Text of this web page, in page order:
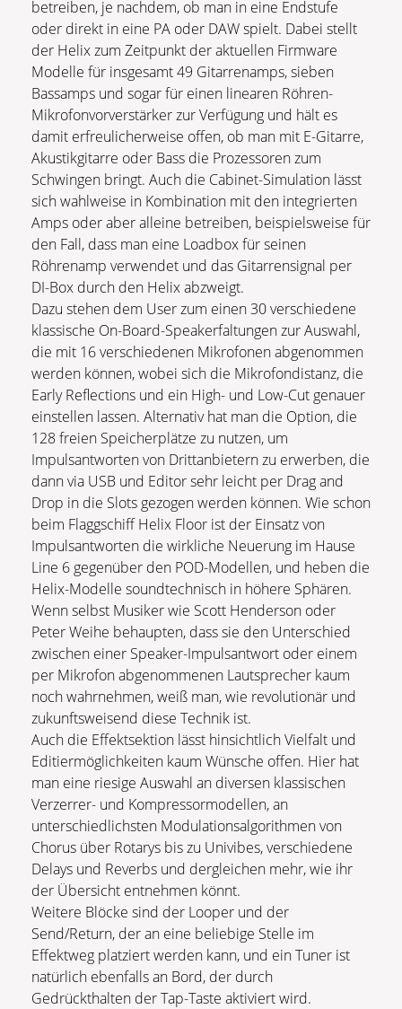
betreiben, je nachdem, ob man in eine Endstufe
oder direkt in eine PA oder DAW spielt. Dabei stellt
der Helix zum Zeitpunkt der aktuellen Firmware
Modelle für insgesamt 49 Gitarrenamps, sieben
Bassamps und sogar für einen linearen Röhren-
Mikrofonvorverstärker zur Verfügung und hält es
damit erfreulicherweise offen, ob man mit E-Gitarre,
Akustikgitarre oder Bass die Prozessoren zum
Schwingen bringt. Auch die Cabinet-Simulation lässt
sich wahlweise in Kombination mit den integrierten
Amps oder aber alleine betreiben, beispielsweise für
den Fall, dass man eine Loadbox für seinen
Röhrenamp verwendet und das Gitarrensignal per
DI-Box durch den Helix abzweigt.
Dazu stehen dem User zum einen 30 verschiedene
klassische On-Board-Speakerfaltungen zur Auswahl,
die mit 16 verschiedenen Mikrofonen abgenommen
werden können, wobei sich die Mikrofondistanz, die
Early Reflections und ein High- und Low-Cut genauer
einstellen lassen. Alternativ hat man die Option, die
128 freien Speicherplätze zu nutzen, um
Impulsantworten von Drittanbietern zu erwerben, die
dann via USB und Editor sehr leicht per Drag and
Drop in die Slots gezogen werden können. Wie schon
beim Flaggschiff Helix Floor ist der Einsatz von
Impulsantworten die wirkliche Neuerung im Hause
Line 6 gegenüber den POD-Modellen, und heben die
Helix-Modelle soundtechnisch in höhere Sphären.
Wenn selbst Musiker wie Scott Henderson oder
Peter Weihe behaupten, dass sie den Unterschied
zwischen einer Speaker-Impulsantwort oder einem
per Mikrofon abgenommenen Lautsprecher kaum
noch wahrnehmen, weiß man, wie revolutionär und
zukunftsweisend diese Technik ist.
Auch die Effektsektion lässt hinsichtlich Vielfalt und
Editiermöglichkeiten kaum Wünsche offen. Hier hat
man eine riesige Auswahl an diversen klassischen
Verzerrer- und Kompressormodellen, an
unterschiedlichsten Modulationsalgorithmen von
Chorus über Rotarys bis zu Univibes, verschiedene
Delays und Reverbs und dergleichen mehr, wie ihr
der Übersicht entnehmen könnt.
Weitere Blöcke sind der Looper und der
Send/Return, der an eine beliebige Stelle im
Effektweg platziert werden kann, und ein Tuner ist
natürlich ebenfalls an Bord, der durch
Gedrückthalten der Tap-Taste aktiviert wird.